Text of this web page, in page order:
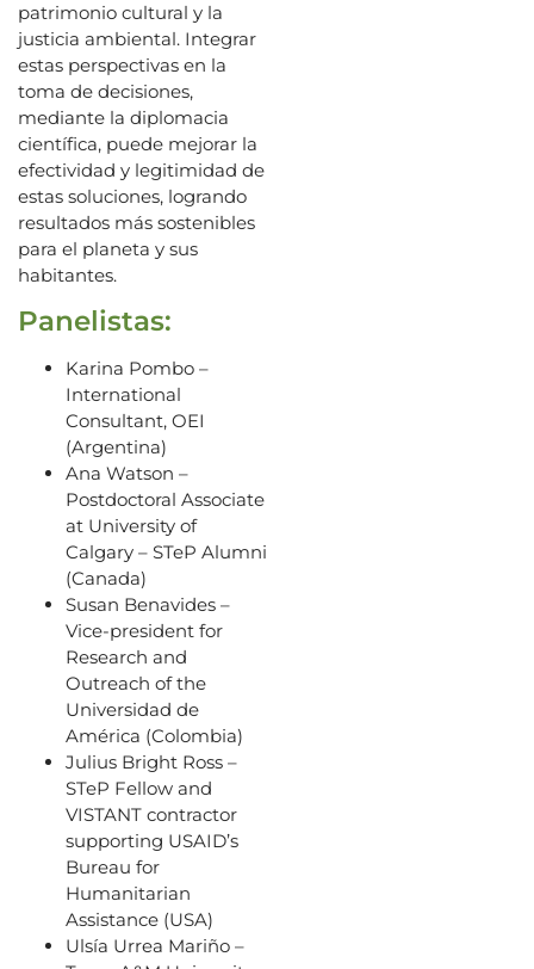
patrimonio cultural y la
justicia ambiental. Integrar
estas perspectivas en la
toma de decisiones,
mediante la diplomacia
científica, puede mejorar la
efectividad y legitimidad de
estas soluciones, logrando
resultados más sostenibles
para el planeta y sus
habitantes.
Panelistas:
Karina Pombo –
International
Consultant, OEI
(Argentina)
Ana Watson –
Postdoctoral Associate
at University of
Calgary – STeP Alumni
(Canada)
Susan Benavides –
Vice-president for
Research and
Outreach of the
Universidad de
América (Colombia)
Julius Bright Ross –
STeP Fellow and
VISTANT contractor
supporting USAID’s
Bureau for
Humanitarian
Assistance (USA)
Ulsía Urrea Mariño –